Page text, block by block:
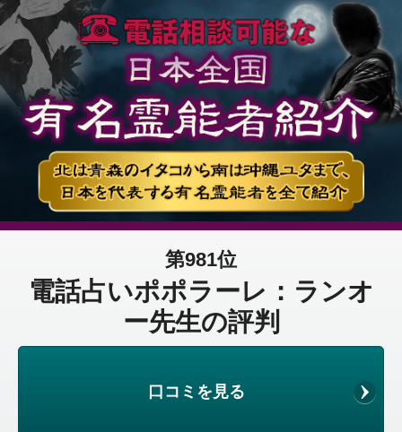
第981位
電話占いポポラーレ：ランオ
ー先生の評判
口コミを見る